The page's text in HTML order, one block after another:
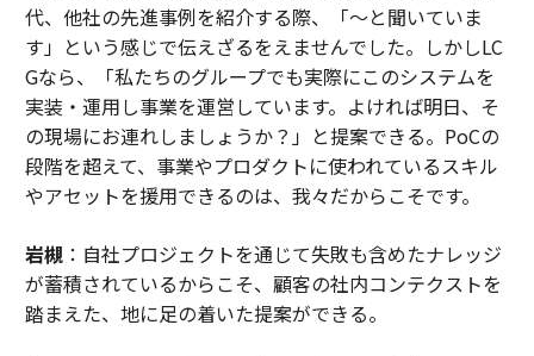
代、他社の先進事例を紹介する際、「〜と聞いていま
す」という感じで伝えざるをえませんでした。しかしLC
Gなら、「私たちのグループでも実際にこのシステムを
実装・運用し事業を運営しています。よければ明日、そ
の現場にお連れしましょうか？」と提案できる。PoCの
段階を超えて、事業やプロダクトに使われているスキル
やアセットを援用できるのは、我々だからこそです。
岩槻：自社プロジェクトを通じて失敗も含めたナレッジ
が蓄積されているからこそ、顧客の社内コンテクストを
踏まえた、地に足の着いた提案ができる。